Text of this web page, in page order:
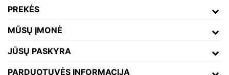
PREKĖS
MŪSŲ ĮMONĖ
JŪSŲ PASKYRA
PARDUOTUVĖS INFORMACIJA